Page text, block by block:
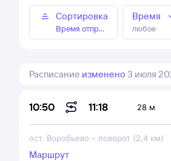
Сортировка
Время отправления
Время
любое
Расписание изменено 3 июля
10:50 11:18 28 м
ост. Воробьево – поворот (2,4 км)
Маршрут